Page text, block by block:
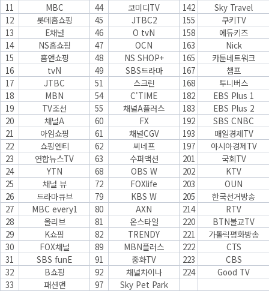
11
MBC 44 코미디TV 142
Sky Travel
12
롯데홈쇼핑 45 JTBC2 155
쿠키TV
13
E채널 46 O tvN 158
에듀키즈
14
NS홈쇼핑 47 OCN 163
Nick
15
홈앤쇼핑 48 NS SHOP+ 165
카툰네트워크
16
tvN 49 SBS드라마 167
챔프
17
JTBC 51 스크린 168
투니버스
18
MBN 54 C'TIME 182
EBS Plus 1
19
TV조선 55 채널A플러스 183
EBS Plus 2
20
채널A 60 FX 192
SBS CNBC
21
아임쇼핑 61 채널CGV 193
매일경제TV
22
쇼핑엔티 62 씨네프 197
아시아경제TV
23
연합뉴스TV 63 수퍼액션 201
국회TV
24
YTN 68 OBS W 202
KTV
25
채널 뷰 72 FOXlife 203
OUN
26
드라마큐브 79 KBS W 205
한국선거방송
27
MBC every1 80 AXN 214
RTV
28
올리브 81 온스타일 220
BTN불교TV
29
K쇼핑 82 TRENDY 221
가톨릭평화방송
30
FOX채널 89 MBN플러스 222
CTS
31
SBS funE 91 중화TV 223
CBS
32
B쇼핑 92 채널차이나 224
Good TV
33
패션앤 97 Sky Pet Park